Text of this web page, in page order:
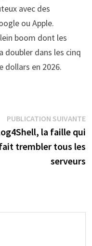
avec des
ou Apple.
boom dont les
doubler dans les cinq
dollars en 2026.
:
PUBLICATION SUIVANTE
la faille qui
trembler tous les
serveurs